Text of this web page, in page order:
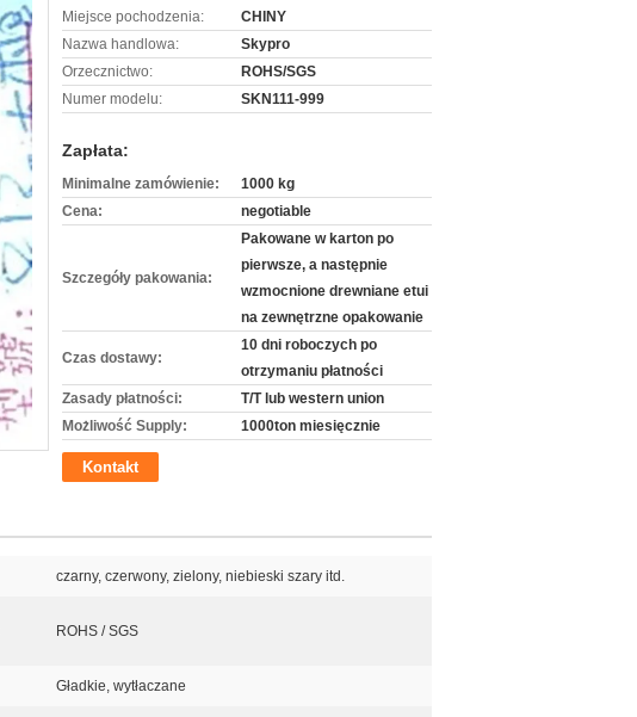
Miejsce pochodzenia:
CHINY
Nazwa handlowa:
Skypro
Orzecznictwo:
ROHS/SGS
Numer modelu:
SKN111-999
Zapłata:
Minimalne zamówienie:
1000 kg
Cena:
negotiable
Szczegóły pakowania:
Pakowane w karton po
pierwsze, a następnie
wzmocnione drewniane etui
na zewnętrzne opakowanie
Czas dostawy:
10 dni roboczych po
otrzymaniu płatności
Zasady płatności:
T/T lub western union
Możliwość Supply:
1000ton miesięcznie
Kontakt
czarny, czerwony, zielony, niebieski szary itd.
ROHS / SGS
Gładkie, wytłaczane